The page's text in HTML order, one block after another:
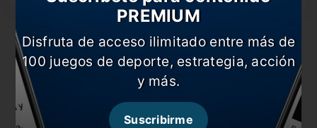
CARGAR MÁS NOTICIAS
PREMIUM
Disfruta de acceso ilimitado entre más de
100 juegos de deporte, estrategia, acción
y más.
Suscribirme